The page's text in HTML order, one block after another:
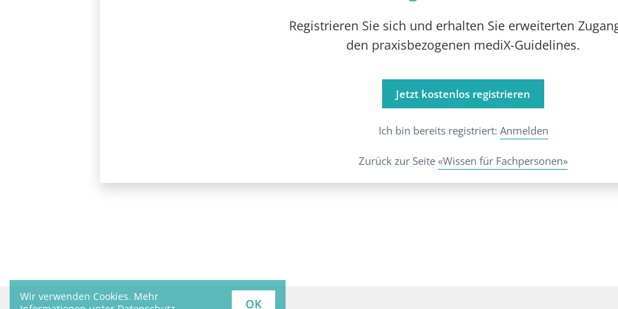
Wir verwenden Cookies. Mehr
OK
Registrieren Sie sich und erhalten Sie erweiterten
den praxisbezogenen mediX-Guidelines.
Jetzt kostenlos registrieren
Ich bin bereits registriert: Anmelden
Zurück zur Seite«Wissen für Fachpersonen»